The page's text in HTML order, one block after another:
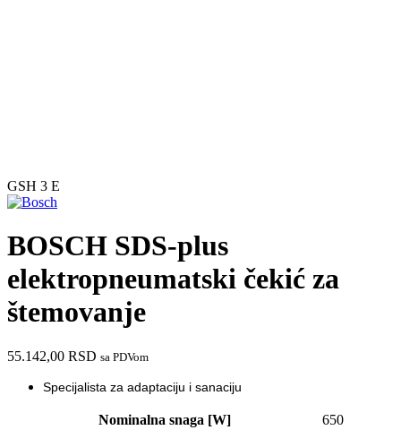
GSH 3 E
BOSCH SDS-plus
elektropneumatski čekić za
štemovanje
55.142,00 RSD sa PDVom
Specijalista za adaptaciju i sanaciju
Nominalna snaga [W]
650